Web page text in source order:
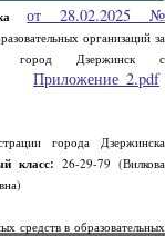
от 28.02.2025 №
организаций за
город Дзержинск с
Приложение_2.pdf
города Дзержинска
класс: 26-29-79 (Вилкова
средств в образовательных